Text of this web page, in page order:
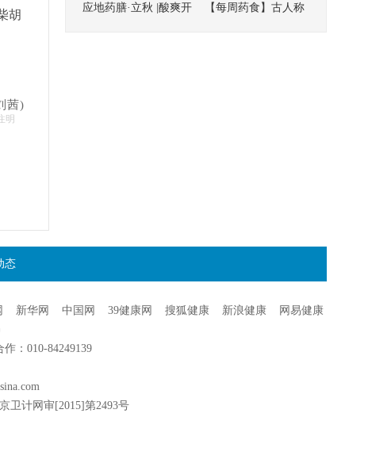
胡
茜)
明
应地药膳·立秋 |酸爽开
【每周药食】古人称
态
新华网 中国网 39健康网 搜狐健康 新浪健康
网易健康
：010-84249139
京卫计网审[2015]第2493号